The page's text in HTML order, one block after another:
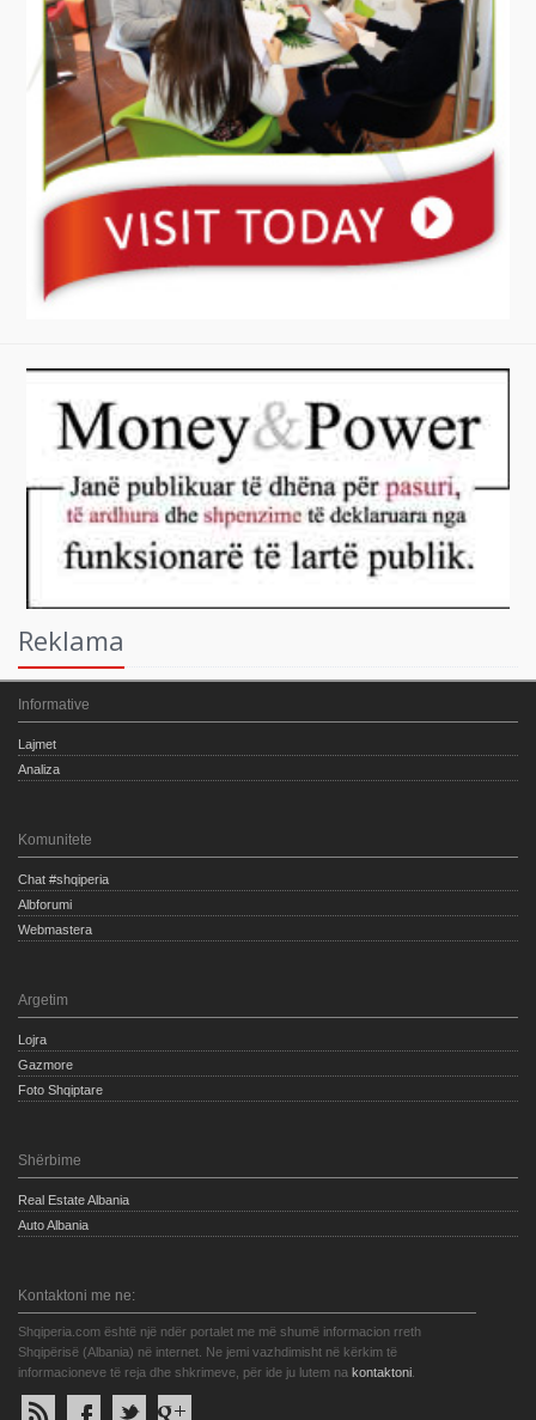
Reklama
Informative
Lajmet
Analiza
Komunitete
Chat #shqiperia
Albforumi
Webmastera
Argetim
Lojra
Gazmore
Foto Shqiptare
Shërbime
Real Estate Albania
Auto Albania
Kontaktoni me ne:
Shqiperia.com është një ndër portalet me më shumë informacion rreth
Shqipërisë (Albania) në internet. Ne jemi vazhdimisht në kërkim të
informacioneve të reja dhe shkrimeve, për ide ju lutem na kontaktoni